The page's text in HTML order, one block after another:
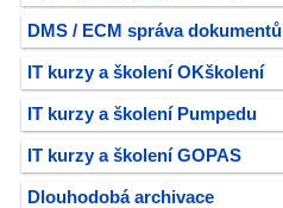
DMS / ECM správa dokumentů
IT kurzy a školení OKškolení
IT kurzy a školení Pumpedu
IT kurzy a školení GOPAS
Dlouhodobá archivace